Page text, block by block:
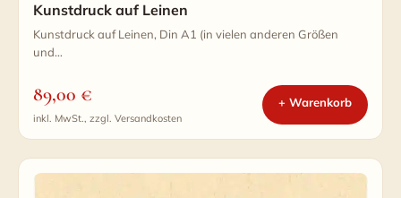
Kunstdruck auf Leinen
Kunstdruck auf Leinen, Din A1 (in vielen anderen Größen
und…
89,00 €
inkl. MwSt., zzgl. Versandkosten
+ Warenkorb